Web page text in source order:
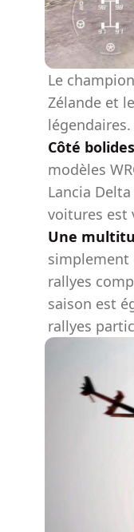
Le
Zélande et
légendaires.
Côté bolides
modèles
Lancia
voitures est
Une
simplement
rallyes
saison est
rallyes